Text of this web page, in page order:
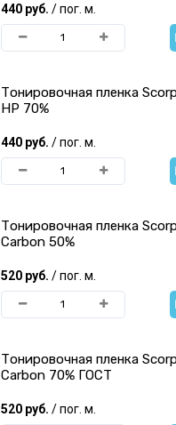
440 руб. / пог. м.
Тонировочная пленка
HP 70%
440 руб. / пог. м.
Тонировочная пленка
Carbon 50%
520 руб. / пог. м.
Тонировочная пленка
Carbon 70% ГОСТ
520 руб. / пог. м.